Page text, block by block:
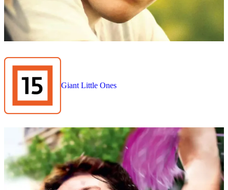
Giant Little Ones